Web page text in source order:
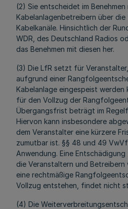
(2) Sie entscheidet im Benehmen
Kabelanlagenbetreibern über
Kabelkanäle. Hinsichtlich der
WDR, des Deutschland Radios
das Benehmen mit diesen her.
(3) Die LfR setzt für
aufgrund einer
Kabelanlage eingespeist
für den Vollzug der
Übergangsfrist beträgt im
Hiervon kann insbesondere
dem Veranstalter eine kürzere
zumutbar ist. §§ 48 und 49
Anwendung. Eine
die Veranstaltern und Betreibern
eine rechtmäßige
Vollzug entstehen, findet nicht
(4) Die